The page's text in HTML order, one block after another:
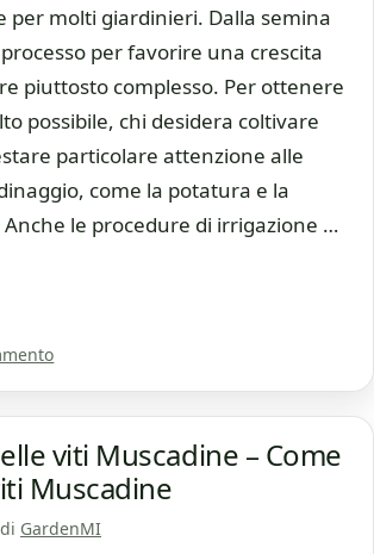
per molti giardinieri. Dalla semina
per favorire una crescita
piuttosto complesso. Per ottenere
possibile, chi desidera coltivare
particolare attenzione alle
come la potatura e la
le procedure di irrigazione …
viti Muscadine – Come
Muscadine
di GardenMI